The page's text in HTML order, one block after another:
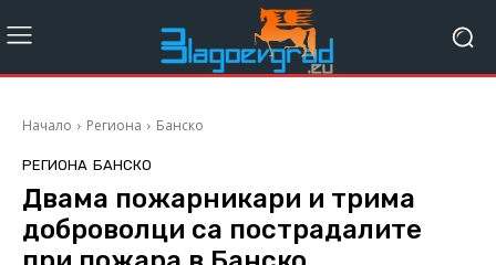
Начало Региона Банско
РЕГИОНА БАНСКО
Двама пожарникари и трима
доброволци са пострадалите